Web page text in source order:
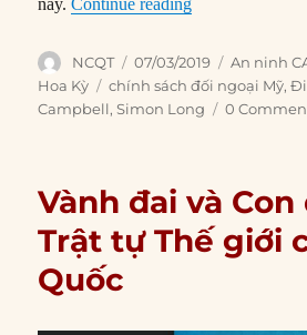
Author
NCQT
Posted
on
07/03/2019 Categories
An ninh
Hoa Kỳ
Tags
chính sách đối ngoại Mỹ,
Campbell,Simon Long 0
Vành đai và
Trật tự Thế giới
Quốc